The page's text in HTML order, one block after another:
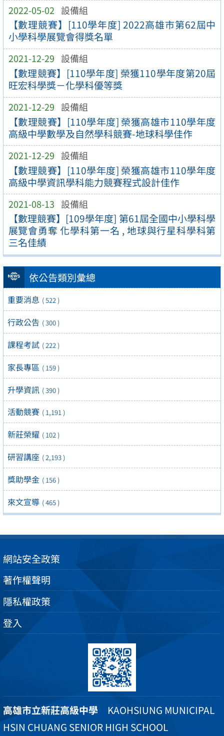
2022-05-02 設備組
【數理競賽】[110學年度] 2022高雄市第62屆中
小學科學展覽會得獎名單
2021-12-29 設備組
【數理競賽】[110學年度] 榮獲110學年度第20屆
旺宏科學獎－化學科優等獎
2021-12-29 設備組
【數理競賽】[110學年度] 榮獲高雄市110學年度
高級中學數學及自然學科競賽-地球科學佳作
2021-12-29 設備組
【數理競賽】[110學年度] 榮獲高雄市110學年度
高級中學資訊學科能力競賽程式設計佳作
2021-08-13 設備組
【數理競賽】[109學年度] 第61屆全國中小學科學
展覽會勇奪 化學科第一名 , 地球與行星科學科第
三名佳績
依公告類別彙總
重要消息 ( 522 )
行政公告 ( 300 )
課程考試 ( 222 )
家長專區 ( 159 )
升學資訊 ( 390 )
活動競賽 ( 1,191 )
新莊榮耀 ( 102 )
研習講座 ( 2,193 )
獎助學金 ( 156 )
來文宣導 ( 465 )
網站安全政策
著作權聲明
隱私權政策
登入
高雄市立新莊高級中學 KAOHSIUNG MUNICIPAL
HSIN CHUANG SENIOR HIGH SCHOOL